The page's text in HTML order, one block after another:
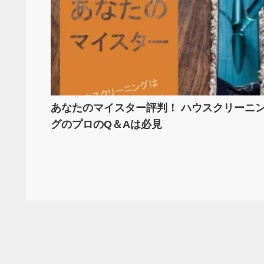
あなたのマイスター評判！ ハウスクリーニ
グのプロのQ＆Aは必見